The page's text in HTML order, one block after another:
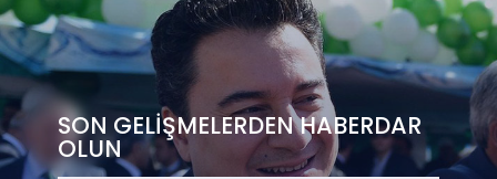
SON GELİŞMELERDEN HABERDAR
OLUN